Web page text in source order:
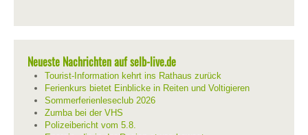
Neueste Nachrichten auf selb-live.de
Tourist-Information kehrt ins Rathaus zurück
Ferienkurs bietet Einblicke in Reiten und Voltigieren
Sommerferienleseclub 2026
Zumba bei der VHS
Polizeibericht vom 5.8.